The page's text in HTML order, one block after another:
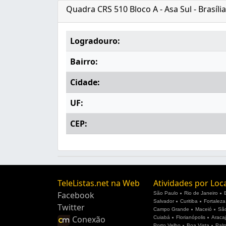
Quadra CRS 510 Bloco A - Asa Sul -
Logradouro:
Bairro:
Cidade:
UF:
CEP:
TeleListas.net na Web
Facebook
Twitter
Conexão
Atividades por
São Paulo Rio de Janeiro
Salvador
Curitiba
Fortaleza
Campo Grande
Maceió
Cuiabá
Florianópolis